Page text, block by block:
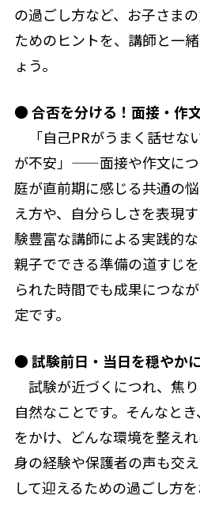
の過ごし方など、お子さま
ためのヒントを、講師と一
ょう。
●合否を分ける！面接・作
「自己PRがうまく話せな
が不安」——面接や作文につ
庭が直前期に感じる共通の
え方や、自分らしさを表現
験豊富な講師による実践的な
親子でできる準備の道すじ
られた時間でも成果につな
定です。
●試験前日・当日を穏やか
試験が近づくにつれ、焦
自然なことです。そんなと
をかけ、どんな環境を整え
身の経験や保護者の声も交
して迎えるための過ごし方を